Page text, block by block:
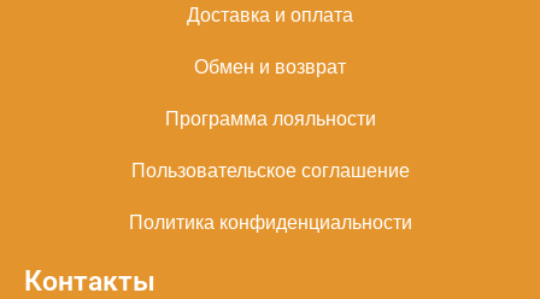
Доставка и оплата
Обмен и возврат
Программа лояльности
Пользовательское соглашение
Политика конфиденциальности
Контакты